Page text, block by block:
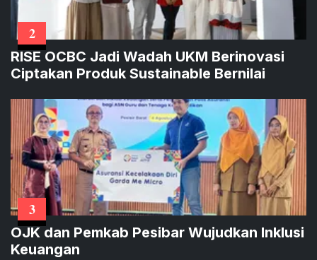
2
RISE OCBC Jadi Wadah UKM Berinovasi
Ciptakan Produk Sustainable Bernilai
3
OJK dan Pemkab Pesibar Wujudkan Inklusi
Keuangan